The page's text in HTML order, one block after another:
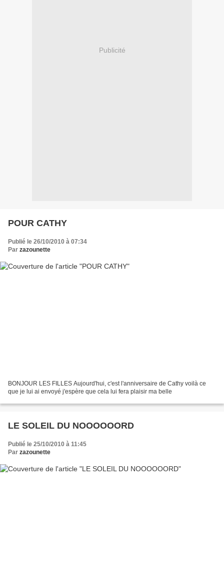
Publicité
POUR CATHY
Publié le 26/10/2010 à 07:34
Par zazounette
BONJOUR LES FILLES Aujourd'hui, c'est l'anniversaire de Cathy voilà ce
que je lui ai envoyé j'espère que cela lui fera plaisir ma belle
LE SOLEIL DU NOOOOOORD
Publié le 25/10/2010 à 11:45
Par zazounette